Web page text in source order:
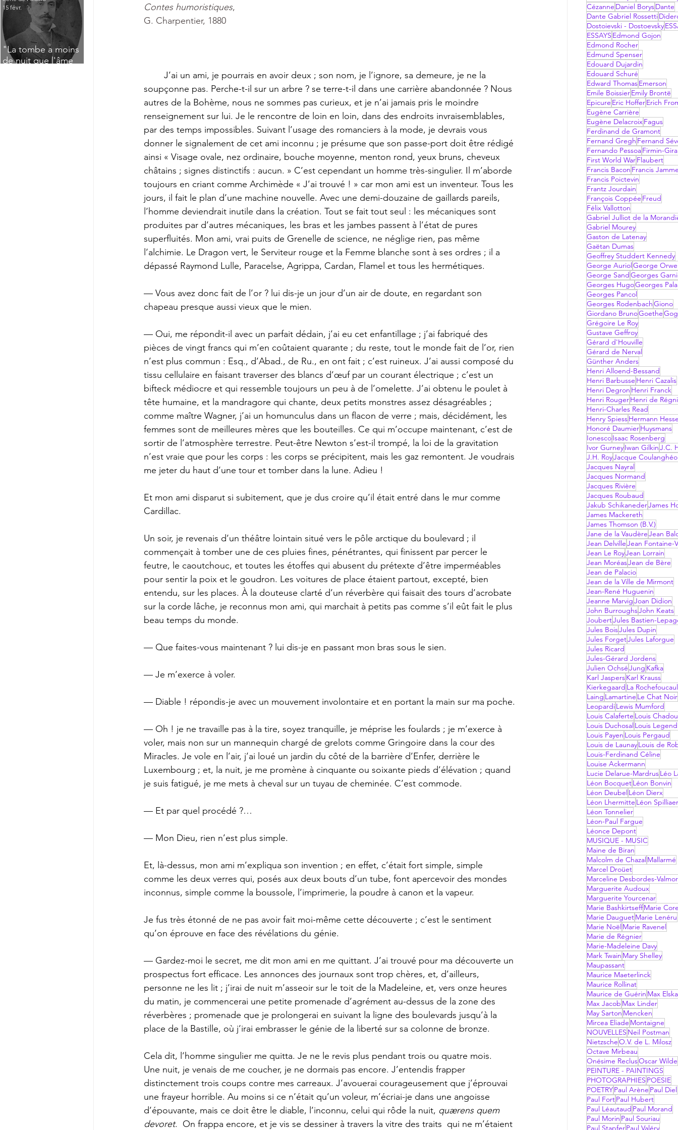
"La tombe a moins
de nuit que l'âme
15 févr.
Contes humoristiques,
G. Charpentier, 1880
soupçonne pas. Perche-t-il sur un arbre ? se terre-t-il dans une carrière abandonnée ? Nous
autres de la Bohème, nous ne sommes pas curieux, et je n’ai jamais pris le moindre
renseignement sur lui. Je le rencontre de loin en loin, dans des endroits invraisemblables,
par des temps impossibles. Suivant l’usage des romanciers à la mode, je devrais vous
donner le signalement de cet ami inconnu ; je présume que son passe-port doit être rédigé
ainsi « Visage ovale, nez ordinaire, bouche moyenne, menton rond, yeux bruns, cheveux
châtains ; signes distinctifs : aucun. » C’est cependant un homme très-singulier. Il m’aborde
toujours en criant comme Archimède « J’ai trouvé ! » car mon ami est un inventeur. Tous les
jours, il fait le plan d’une machine nouvelle. Avec une demi-douzaine de gaillards pareils,
l’homme deviendrait inutile dans la création. Tout se fait tout seul : les mécaniques sont
produites par d’autres mécaniques, les bras et les jambes passent à l’état de pures
superfluités. Mon ami, vrai puits de Grenelle de science, ne néglige rien, pas même
l’alchimie. Le Dragon vert, le Serviteur rouge et la Femme blanche sont à ses ordres ; il a
dépassé Raymond Lulle, Paracelse, Agrippa, Cardan, Flamel et tous les hermétiques.
— Vous avez donc fait de l’or ? lui dis-je un jour d’un air de doute, en regardant son
chapeau presque aussi vieux que le mien.
— Oui, me répondit-il avec un parfait dédain, j’ai eu cet enfantillage ; j’ai fabriqué des
pièces de vingt francs qui m’en coûtaient quarante ; du reste, tout le monde fait de l’or, rien
n’est plus commun : Esq., d’Abad., de Ru., en ont fait ; c’est ruineux. J’ai aussi composé du
tissu cellulaire en faisant traverser des blancs d’œuf par un courant électrique ; c’est un
bifteck médiocre et qui ressemble toujours un peu à de l’omelette. J’ai obtenu le poulet à
tête humaine, et la mandragore qui chante, deux petits monstres assez désagréables ;
comme maître Wagner, j’ai un homunculus dans un flacon de verre ; mais, décidément, les
femmes sont de meilleures mères que les bouteilles. Ce qui m’occupe maintenant, c’est de
sortir de l’atmosphère terrestre. Peut-être Newton s’est-il trompé, la loi de la gravitation
n’est vraie que pour les corps : les corps se précipitent, mais les gaz remontent. Je voudrais
me jeter du haut d’une tour et tomber dans la lune. Adieu !
Et mon ami disparut si subitement, que je dus croire qu’il était entré dans le mur comme
Cardillac.
Un soir, je revenais d’un théâtre lointain situé vers le pôle arctique du boulevard ; il
commençait à tomber une de ces pluies fines, pénétrantes, qui finissent par percer le
feutre, le caoutchouc, et toutes les étoffes qui abusent du prétexte d’être imperméables
pour sentir la poix et le goudron. Les voitures de place étaient partout, excepté, bien
entendu, sur les places. À la douteuse clarté d’un réverbère qui faisait des tours d’acrobate
sur la corde lâche, je reconnus mon ami, qui marchait à petits pas comme s’il eût fait le plus
beau temps du monde.
— Que faites-vous maintenant ? lui dis-je en passant mon bras sous le sien.
— Je m’exerce à voler.
— Diable ! répondis-je avec un mouvement involontaire et en portant la main sur ma poche.
— Oh ! je ne travaille pas à la tire, soyez tranquille, je méprise les foulards ; je m’exerce à
voler, mais non sur un mannequin chargé de grelots comme Gringoire dans la cour des
Miracles. Je vole en l’air, j’ai loué un jardin du côté de la barrière d’Enfer, derrière le
Luxembourg ; et, la nuit, je me promène à cinquante ou soixante pieds d’élévation ; quand
je suis fatigué, je me mets à cheval sur un tuyau de cheminée. C’est commode.
— Et par quel procédé ?…
— Mon Dieu, rien n’est plus simple.
Et, là-dessus, mon ami m’expliqua son invention ; en effet, c’était fort simple, simple
comme les deux verres qui, posés aux deux bouts d’un tube, font apercevoir des mondes
inconnus, simple comme la boussole, l’imprimerie, la poudre à canon et la vapeur.
Je fus très étonné de ne pas avoir fait moi-même cette découverte ; c’est le sentiment
qu’on éprouve en face des révélations du génie.
— Gardez-moi le secret, me dit mon ami en me quittant. J’ai trouvé pour ma découverte un
prospectus fort efficace. Les annonces des journaux sont trop chères, et, d’ailleurs,
personne ne les lit ; j’irai de nuit m’asseoir sur le toit de la Madeleine, et, vers onze heures
du matin, je commencerai une petite promenade d’agrément au-dessus de la zone des
réverbères ; promenade que je prolongerai en suivant la ligne des boulevards jusqu’à la
place de la Bastille, où j’irai embrasser le génie de la liberté sur sa colonne de bronze.
Cela dit, l’homme singulier me quitta. Je ne le revis plus pendant trois ou quatre mois.
Une nuit, je venais de me coucher, je ne dormais pas encore. J’entendis frapper
distinctement trois coups contre mes carreaux. J’avouerai courageusement que j’éprouvai
une frayeur horrible. Au moins si ce n’était qu’un voleur, m’écriai-je dans une angoisse
d’épouvante, mais ce doit être le diable, l’inconnu, celui qui rôde la nuit, quærens quem
devoret.  On frappa encore, et je vis se dessiner à travers la vitre des traits  qui ne m’étaient
Cézanne Daniel BorysDante
Dante Gabriel Rossetti
Dostoievski - Dostoevsky
ESSAYS Edmond Gojon
Edmond Rocher
Edmund Spenser
Edouard Dujardin
Edouard Schuré
Edward ThomasEmerson
Emile BoissierEmily Brontë
Epicure Eric HofferErich
Eugène Carrière
Eugène DelacroixFagus
Ferdinand de Gramont
Fernand Gregh Fernand
Fernando PessoaFirmin-
First World WarFlaubert
Francis Bacon Francis
Francis Poictevin
Frantz Jourdain
François Coppée Freud
Félix Vallotton
Gabriel Julliot de la
Gabriel Mourey
Gaston de Latenay
Gaëtan Dumas
Geoffrey Studdert Kennedy
George Auriol George
George Sand Georges
Georges HugoGeorges
Georges Pancol
Georges RodenbachGiono
Giordano BrunoGoethe
Grégoire Le Roy
Gustave Geffroy
Gérard d'Houville
Gérard de Nerval
Günther Anders
Henri Alloend-Bessand
Henri Barbusse Henri Cazalis
Henri Degron Henri Franck
Henri RougerHenri de
Henri-Charles Read
Henry SpiessHermann
Honoré DaumierHuysmans
IonescoIsaac Rosenberg
Ivor GurneyIwan GilkinJ.C.
J.H. RoyJacque
Jacques Nayral
Jacques Normand
Jacques Rivière
Jacques Roubaud
Jakub SchikanederJames
James Mackereth
James Thomson (B.V.)
Jane de la VaudèreJean
Jean DelvilleJean Fontaine-
Jean Le RoyJean Lorrain
Jean MoréasJean de Bère
Jean de Palacio
Jean de la Ville de Mirmont
Jean-René Huguenin
Jeanne MarvigJoan Didion
John BurroughsJohn Keats
JoubertJules Bastien-
Jules BoisJules Dupin
Jules ForgetJules Laforgue
Jules Ricard
Jules-Gérard Jordens
Julien OchséJung Kafka
Karl JaspersKarl Krauss
Kierkegaard La
Laing Lamartine Le Chat Noir
LeopardiLewis Mumford
Louis Calaferte Louis
Louis Duchosal Louis
Louis Payen Louis Pergaud
Louis de LaunayLouis de
Louis-Ferdinand Céline
Louise Ackermann
Lucie Delarue-MardrusLéo
Léon BocquetLéon Bonvin
Léon Deubel Léon Dierx
Léon Lhermitte Léon
Léon Tonnelier
Léon-Paul Fargue
Léonce Depont
MUSIQUE - MUSIC
Maine de Biran
Malcolm de Chazal Mallarmé
Marcel Droüet
Marceline Desbordes-
Marguerite Audoux
Marguerite Yourcenar
Marie BashkirtseffMarie
Marie DauguetMarie Lenéru
Marie Noël Marie Ravenel
Marie de Régnier
Marie-Madeleine Davy
Mark Twain Mary Shelley
Maupassant
Maurice Maeterlinck
Maurice Rollinat
Maurice de Guérin Max
Max Jacob Max Linder
May Sarton Mencken
Mircea Eliade Montaigne
NOUVELLES Neil Postman
NietzscheO.V. de L. Milosz
Octave Mirbeau
Onésime ReclusOscar Wilde
PEINTURE - PAINTINGS
PHOTOGRAPHIES POESIE
POETRYPaul Arène Paul Diel
Paul FortPaul Hubert
Paul Léautaud Paul Morand
Paul Morin Paul Souriau